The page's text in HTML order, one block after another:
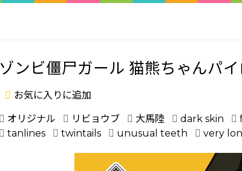
ゾンビ僵尸ガール 猫熊ちゃんパ
お気に入りに追加
オリジナル リビョウブ 大馬陸 dark skin
tanlines
twintails unusual teeth very